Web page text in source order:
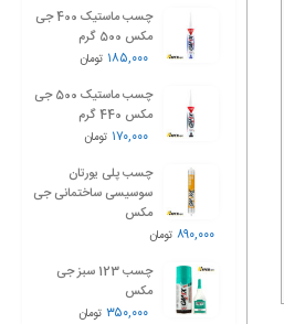
چسب ماستیک 400 جی
مکس 500 گرم
۱۸۵,۰۰۰ تومان
چسب ماستیک 500 جی
مکس 440 گرم
۱۷۰,۰۰۰ تومان
چسب پلی یورتان
سوسیسی ساختمانی جی
مکس
۸۹۰,۰۰۰ تومان
چسب 123 سبز جی
مکس
۳۵۰,۰۰۰ تومان